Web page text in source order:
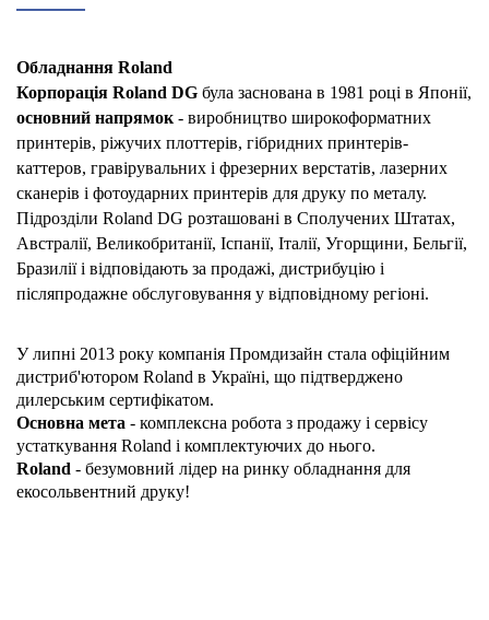
Обладнання Roland
Корпорація Roland DG була заснована в 1981 році в Японії,
основний напрямок - виробництво широкоформатних
принтерів, ріжучих плоттерів, гібридних принтерів-
каттеров, гравірувальних і фрезерних верстатів, лазерних
сканерів і фотоударних принтерів для друку по металу.
Підрозділи Roland DG розташовані в Сполучених Штатах,
Австралії, Великобританії, Іспанії, Італії, Угорщини, Бельгії,
Бразилії і відповідають за продажі, дистрибуцію і
післяпродажне обслуговування у відповідному регіоні.
У липні 2013 року компанія Промдизайн стала офіційним
дистриб'ютором Roland в Україні, що підтверджено
дилерським сертифікатом.
Основна мета - комплексна робота з продажу і сервісу
устаткування Roland і комплектуючих до нього.
Roland - безумовний лідер на ринку обладнання для
екосольвентний друку!